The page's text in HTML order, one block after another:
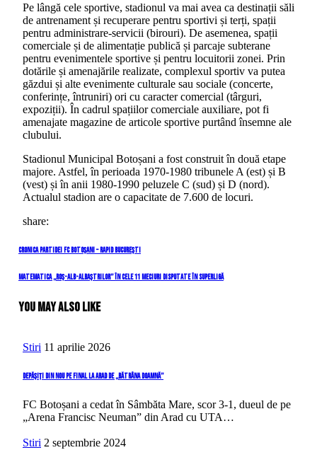
Pe lângă cele sportive, stadionul va mai avea ca destinații săli
de antrenament și recuperare pentru sportivi și terți, spații
pentru administrare-servicii (birouri). De asemenea, spații
comerciale și de alimentație publică și parcaje subterane
pentru evenimentele sportive și pentru locuitorii zonei. Prin
dotările și amenajările realizate, complexul sportiv va putea
găzdui și alte evenimente culturale sau sociale (concerte,
conferințe, întruniri) ori cu caracter comercial (târguri,
expoziții). În cadrul spațiilor comerciale auxiliare, pot fi
amenajate magazine de articole sportive purtând însemne ale
clubului.
Stadionul Municipal Botoșani a fost construit în două etape
majore. Astfel, în perioada 1970-1980 tribunele A (est) și B
(vest) și în anii 1980-1990 peluzele C (sud) și D (nord).
Actualul stadion are o capacitate de 7.600 de locuri.
share:
Navigare
în
Previous
Cronica partidei FC Botoșani – Rapid București
Next
Matematica „roș-alb-albaștrilor” în cele 11 meciuri disputate în SuperLigă
You May Also Like
Stiri 11 aprilie 2026
Depășiți din nou pe final la Arad de „Bătrâna Doamnă”
FC Botoșani a cedat în Sâmbăta Mare, scor 3-1, dueul de pe
„Arena Francisc Neuman” din Arad cu UTA…
Stiri 2 septembrie 2024